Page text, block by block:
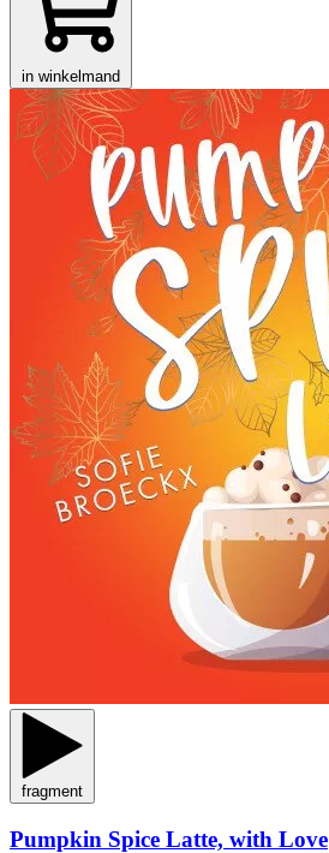
in winkelmand
fragment
Pumpkin Spice Latte, with Love